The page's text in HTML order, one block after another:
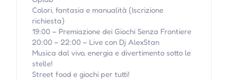
Colori, fantasia e manualità (Iscrizione
richiesta)
19:00 – Premiazione dei Giochi Senza Frontiere
20:00 – 22:00 – Live con Dj AlexStan
Musica dal vivo, energia e divertimento sotto le
stelle!
Street food e giochi per tutti!